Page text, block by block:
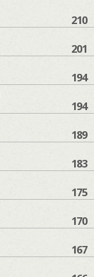
210
201
194
194
189
183
175
170
167